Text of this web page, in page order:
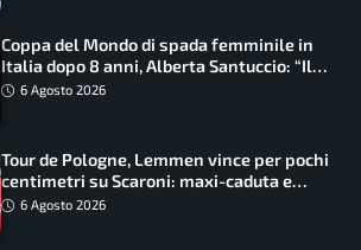
Coppa del Mondo di spada femminile in
Italia dopo 8 anni, Alberta Santuccio: “Il
lavoro dà sempre i suoi frutti”
6 Agosto 2026
Tour de Pologne, Lemmen vince per pochi
centimetri su Scaroni: maxi-caduta e
tappa accorciata
6 Agosto 2026